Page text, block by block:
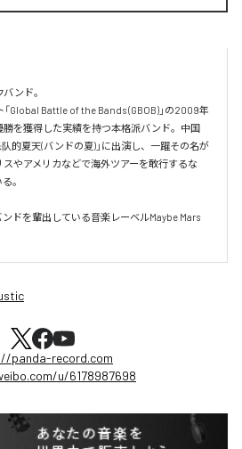
ンド。
Global Battle of the Bands (GBOB)」の2009年
を獲得した実績を持つ本格派バンド。中国
的夏天(バンドの夏)」に出演し、一躍その名が
やアメリカなどで海外ツアーを敢行するな
。
ドを輩出している音楽レーベルMaybe Mars
panda-record.com
u/6178987698